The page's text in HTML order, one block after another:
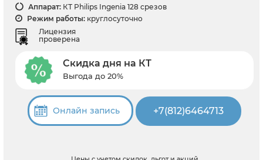
Аппарат: КТ Philips Ingenia 128 срезов
Режим работы: круглосуточно
Лицензия
проверена
Скидка дня на КТ
Выгода до 20%
Онлайн запись +7(812)6464713